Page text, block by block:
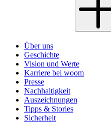
Über uns
Geschichte
Vision und Werte
Karriere bei woom
Presse
Nachhaltigkeit
Auszeichnungen
Tipps & Stories
Sicherheit